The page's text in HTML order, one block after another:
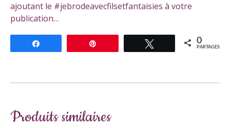
ajoutant le #jebrodeavecfilsetfantaisies à votre
publication…
Tweetez 0
PARTAGES
Produits similaires